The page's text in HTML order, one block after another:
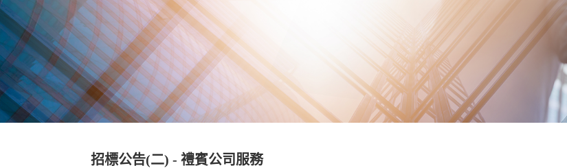
招標公告(二) - 禮賓公司服務